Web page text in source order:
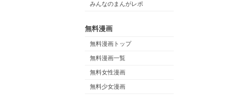
みんなのまんがレポ
無料漫画
無料漫画トップ
無料漫画一覧
無料女性漫画
無料少女漫画